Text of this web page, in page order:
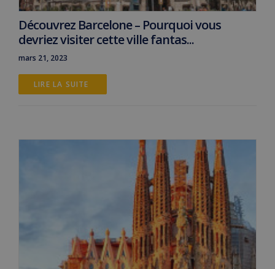
Découvrez Barcelone – Pourquoi vous
devriez visiter cette ville fantas...
mars 21, 2023
LIRE LA SUITE